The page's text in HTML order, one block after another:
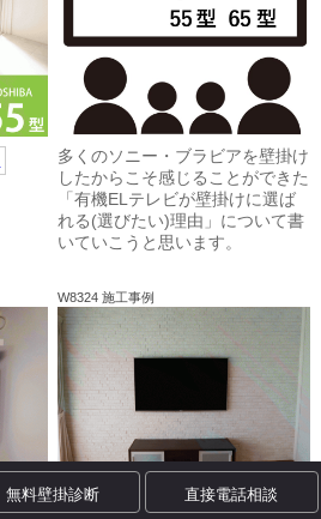
多くのソニー・ブラビアを壁掛け
したからこそ感じることができた
「有機ELテレビが壁掛けに選ば
れる(選びたい)理由」について書
いていこうと思います。
W8324 施工事例
無料壁掛診断 直接電話相談